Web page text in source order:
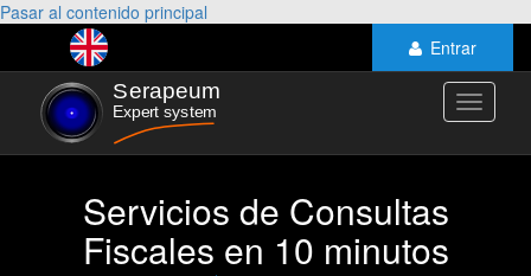
Pasar al contenido principal
Entrar
Toggle
Servicios de Consultas
Fiscales en 10 minutos